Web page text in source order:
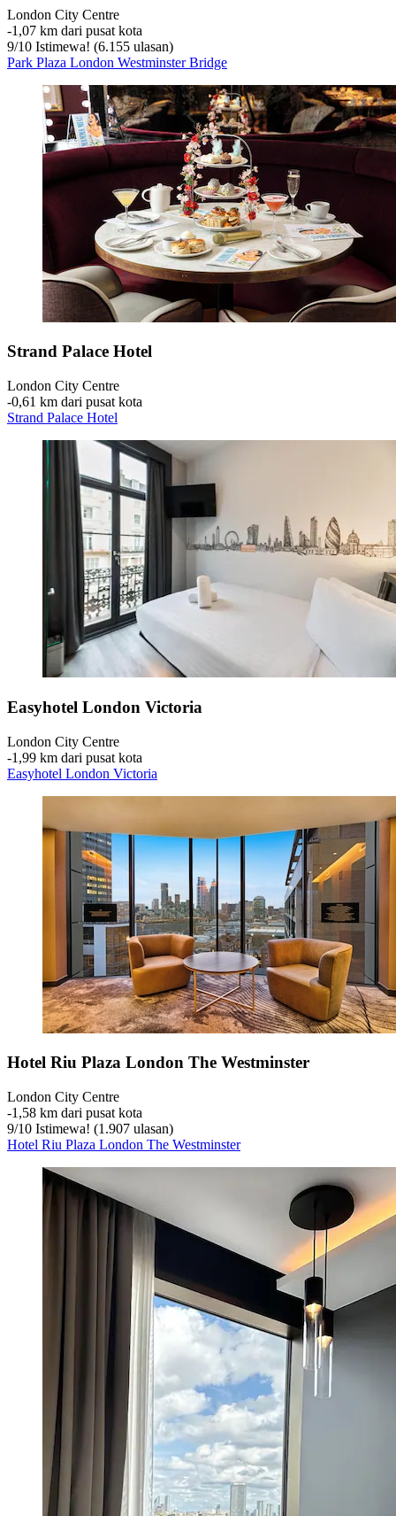
London City Centre
‐1,07 km dari pusat kota
9/10 Istimewa! (6.155 ulasan)
Park Plaza London Westminster Bridge
Strand Palace Hotel
London City Centre
‐0,61 km dari pusat kota
Strand Palace Hotel
Easyhotel London Victoria
London City Centre
‐1,99 km dari pusat kota
Easyhotel London Victoria
Hotel Riu Plaza London The Westminster
London City Centre
‐1,58 km dari pusat kota
9/10 Istimewa! (1.907 ulasan)
Hotel Riu Plaza London The Westminster